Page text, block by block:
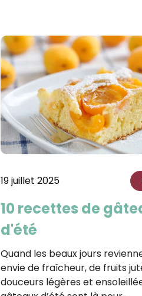
19 juillet 2025
10 recettes de
d'été
Quand les beaux jours
envie de fraîcheur, de fruits
douceurs légères et